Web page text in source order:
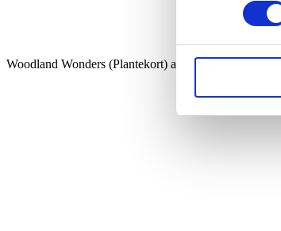
Woodland Wonders (Plantekort) antal